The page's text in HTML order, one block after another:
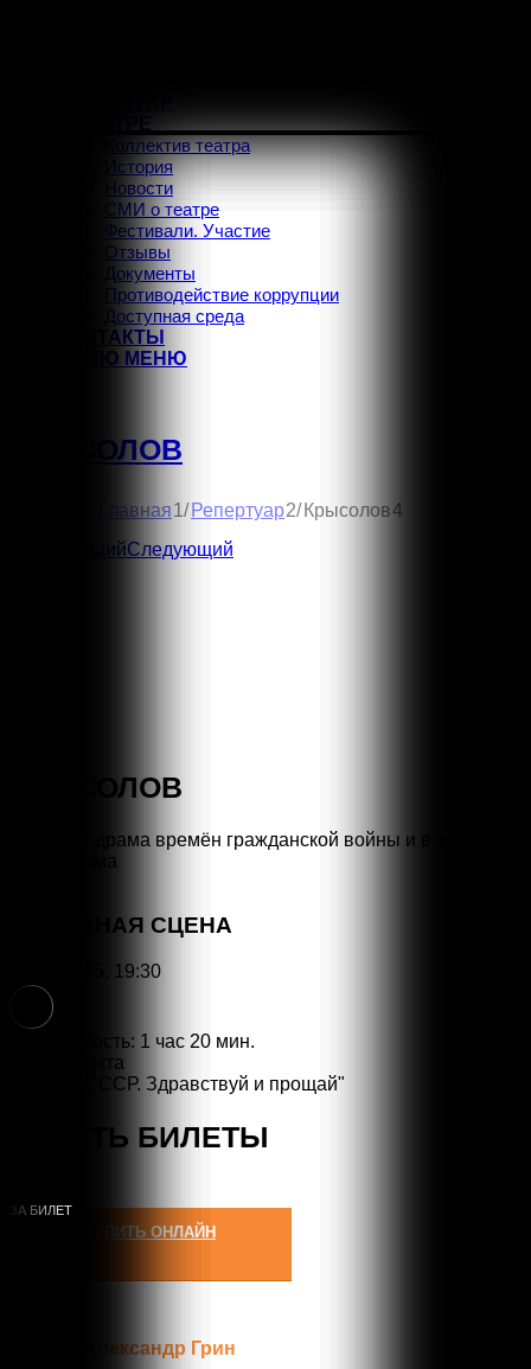
О ТЕАТРЕ
Коллектив театра
История
Новости
СМИ о театре
Фестивали. Участие
Отзывы
Документы
Противодействие коррупции
Доступная среда
КОНТАКТЫ
МЕНЮ МЕНЮ
КРЫСОЛОВ
Главная1 / Репертуар2/ Крысолов4
ПредыдущийСледующий
КРЫСОЛОВ
РОКовая драма времён гражданской войны и военного
коммунизма
ОСНОВНАЯ СЦЕНА
26.06.2025, 19:30
Длительность: 1 час 20 мин.
Без антракта
Проект "СССР. Здравствуй и прощай"
КУПИТЬ БИЛЕТЫ
КУПИТЬ ОНЛАЙН
Александр Грин